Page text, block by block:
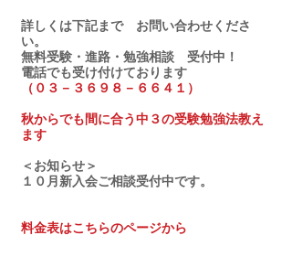
詳しくは下記まで　お問い合わせくださ
い。
無料受験・進路・勉強相談　受付中！
電話でも受け付けております
（０３－３６９８－６６４１）
秋からでも間に合う中３の受験勉強法教え
ます
＜お知らせ＞
１０月新入会ご相談受付中です。
料金表はこちらのページから